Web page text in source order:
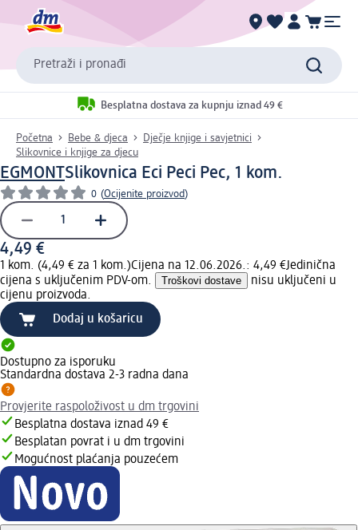
Pretraži i pronađi
Besplatna dostava za kupnju iznad 49 €
Početna Bebe & djeca
Dječje knjige i savjetnici
Slikovnice i knjige za djecu
EGMONTSlikovnica Eci Peci Pec, 1 kom.
0 (Ocijenite proizvod)
4,49 €
1 kom. (4,49 € za 1 kom.)Cijena na 12.06.2026.: 4,49 €Jedinična
cijena s uključenim PDV-om.
Troškovi dostave
nisu uključeni u
cijenu proizvoda.
Dodaj u košaricu
Dostupno za isporuku
Standardna dostava 2-3 radna dana
Provjerite raspoloživost u dm trgovini
Besplatna dostava iznad 49 €
Besplatan povrat i u dm trgovini
Mogućnost plaćanja pouzećem